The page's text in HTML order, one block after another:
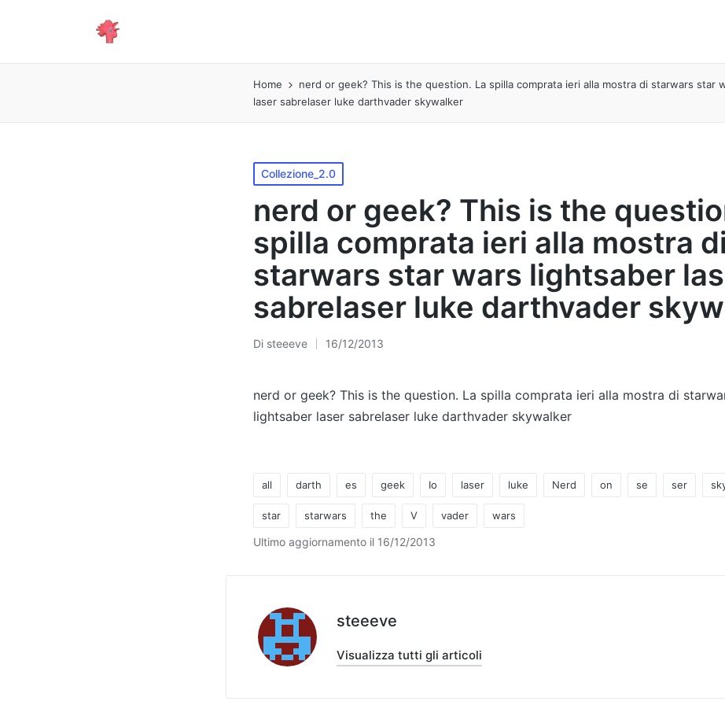
Home
nerd or geek? This is the question. La spilla comprata ieri alla mostra di starwars star
laser sabrelaser luke darthvader skywalker
Pubblicato
in
Collezione_2.0
nerd or geek? This is the
spilla comprata ieri alla mostra di
starwars star wars lightsaber
sabrelaser luke darthvader
Pubblicato
Di steeeve 16/12/2013
nerd or geek? This is the question. La spilla comprata ieri alla mostra di
lightsaber laser sabrelaser luke darthvader skywalker
Tag:
all darth es geek Io laser luke Nerd on se ser
star starwars the V vader wars
Ultimo aggiornamento il 16/12/2013
steeeve
Visualizza tutti gli articoli